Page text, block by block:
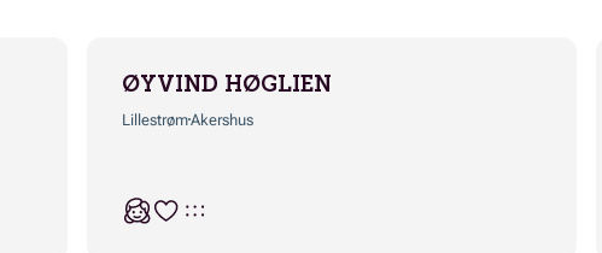
ØYVIND HØGLIEN
LillestrømAkershus